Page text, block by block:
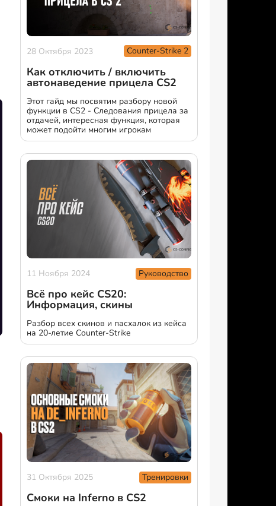
28 Октября 2023 Counter-Strike 2
Как отключить / включить
автонаведение прицела CS2
Этот гайд мы посвятим разбору новой
функции в CS2 - Следования прицела за
отдачей, интересная функция, которая
может подойти многим игрокам
11 Ноября 2024 Руководство
Всё про кейс CS20:
Информация, скины
Разбор всех скинов и пасхалок из кейса
на 20-летие Counter-Strike
31 Октября 2025 Тренировки
Смоки на Inferno в CS2